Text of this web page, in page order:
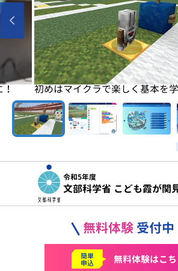
！ 初めはマイクラで楽しく基本を
令和5年度
文部科学省 こども霞が関
無料体験 受付中
簡単
申込 無料体験はこち